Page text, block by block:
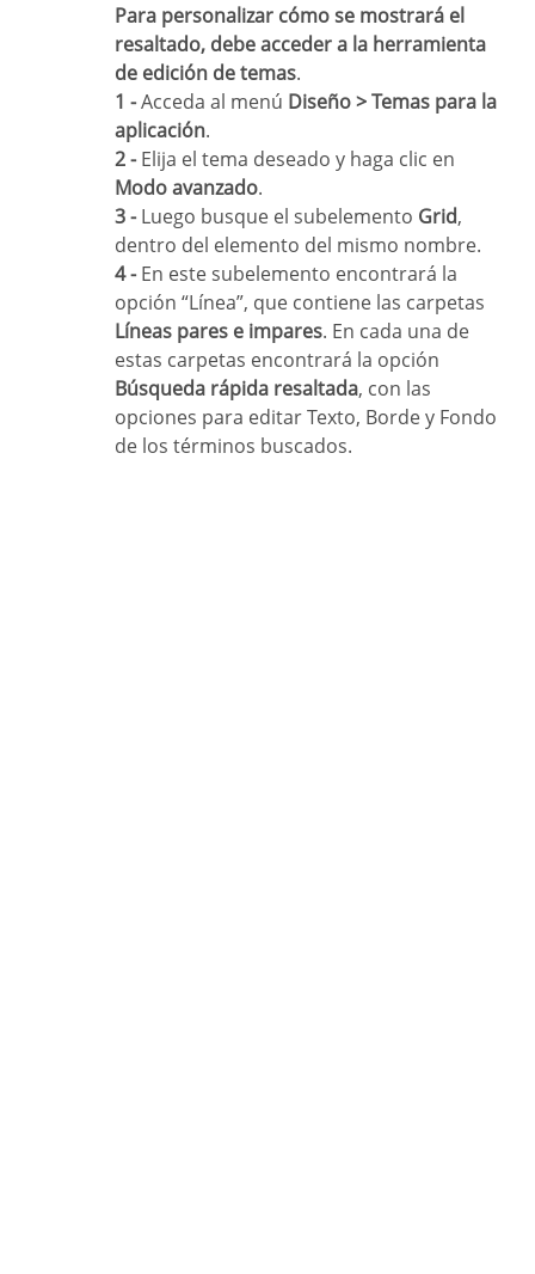
Para personalizar cómo se mostrará el
resaltado, debe acceder a la herramienta
de edición de temas.
1 -Acceda al menú Diseño > Temas para la
aplicación.
2 -Elija el tema deseado y haga clic en
Modo avanzado.
3 -Luego busque el subelemento Grid,
dentro del elemento del mismo nombre.
4 -En este subelemento encontrará la
opción “Línea”, que contiene las carpetas
Líneas pares e impares. En cada una de
estas carpetas encontrará la opción
Búsqueda rápida resaltada, con las
opciones para editar Texto, Borde y Fondo
de los términos buscados.